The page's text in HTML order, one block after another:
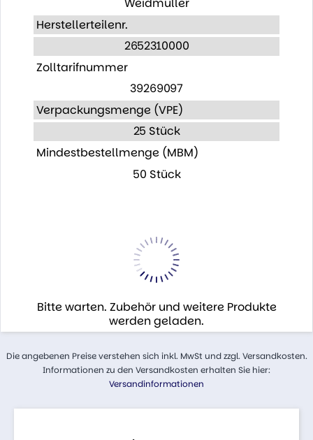
Weidmüller
Herstellerteilenr.
2652310000
Zolltarifnummer
39269097
Verpackungsmenge (VPE)
25 Stück
Mindestbestellmenge (MBM)
50 Stück
Bitte warten. Zubehör und weitere Produkte
werden geladen.
Die angebenen Preise verstehen sich inkl. MwSt und zzgl. Versandkosten.
Informationen zu den Versandkosten erhalten Sie hier:
Versandinformationen